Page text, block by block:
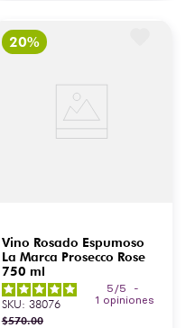
Vino Rosado Espumoso
La Marca Prosecco Rose
750 ml
5 /5
-
1 opiniones
SKU: 38076
$570.00